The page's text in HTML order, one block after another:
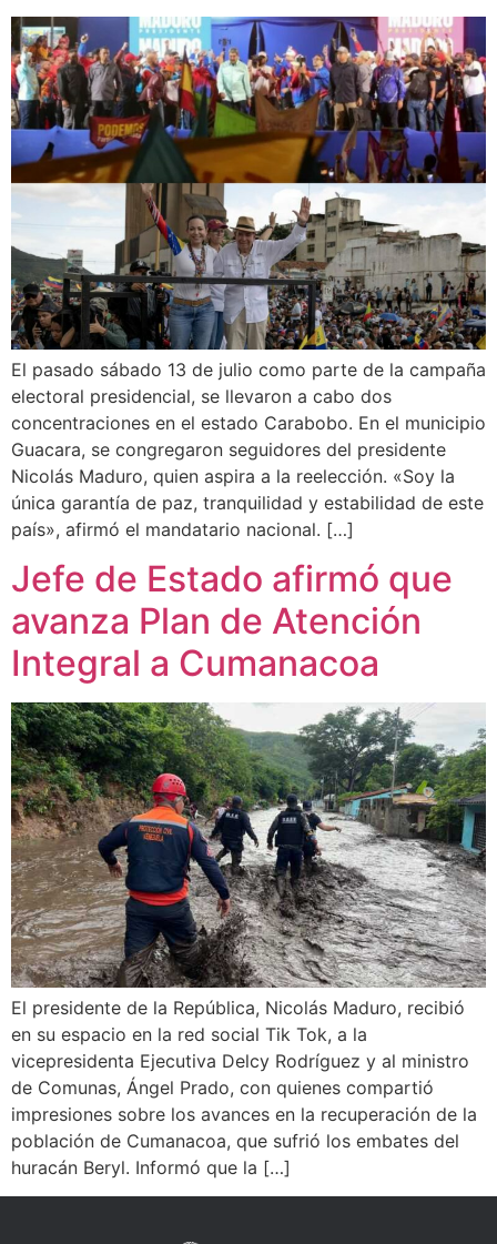
El pasado sábado 13 de julio como parte de la campaña
electoral presidencial, se llevaron a cabo dos
concentraciones en el estado Carabobo. En el municipio
Guacara, se congregaron seguidores del presidente
Nicolás Maduro, quien aspira a la reelección. «Soy la
única garantía de paz, tranquilidad y estabilidad de este
país», afirmó el mandatario nacional. […]
Jefe de Estado afirmó que
avanza Plan de Atención
Integral a Cumanacoa
El presidente de la República, Nicolás Maduro, recibió
en su espacio en la red social Tik Tok, a la
vicepresidenta Ejecutiva Delcy Rodríguez y al ministro
de Comunas, Ángel Prado, con quienes compartió
impresiones sobre los avances en la recuperación de la
población de Cumanacoa, que sufrió los embates del
huracán Beryl. Informó que la […]